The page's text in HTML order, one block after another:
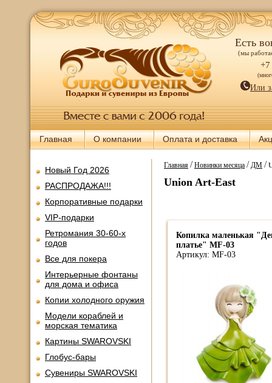
Есть
(мы
+7
Или
Главная О компании Оплата и доставка
Новый Год 2026
РАСПРОДАЖА!!!
Корпоративные подарки
VIP-подарки
Ретромания 30-60-х
годов
Все для покера
Интерьерные фонтаны
для дома и офиса
Копии холодного оружия
Модели кораблей и
морская тематика
Картины SWAROVSKI
Глобус-бары
Сувениры SWAROVSKI
Главная/Новинки месяца/ ДМ/
Union Art-East
Копилка маленькая
платье" MF-03
Артикул: MF-03